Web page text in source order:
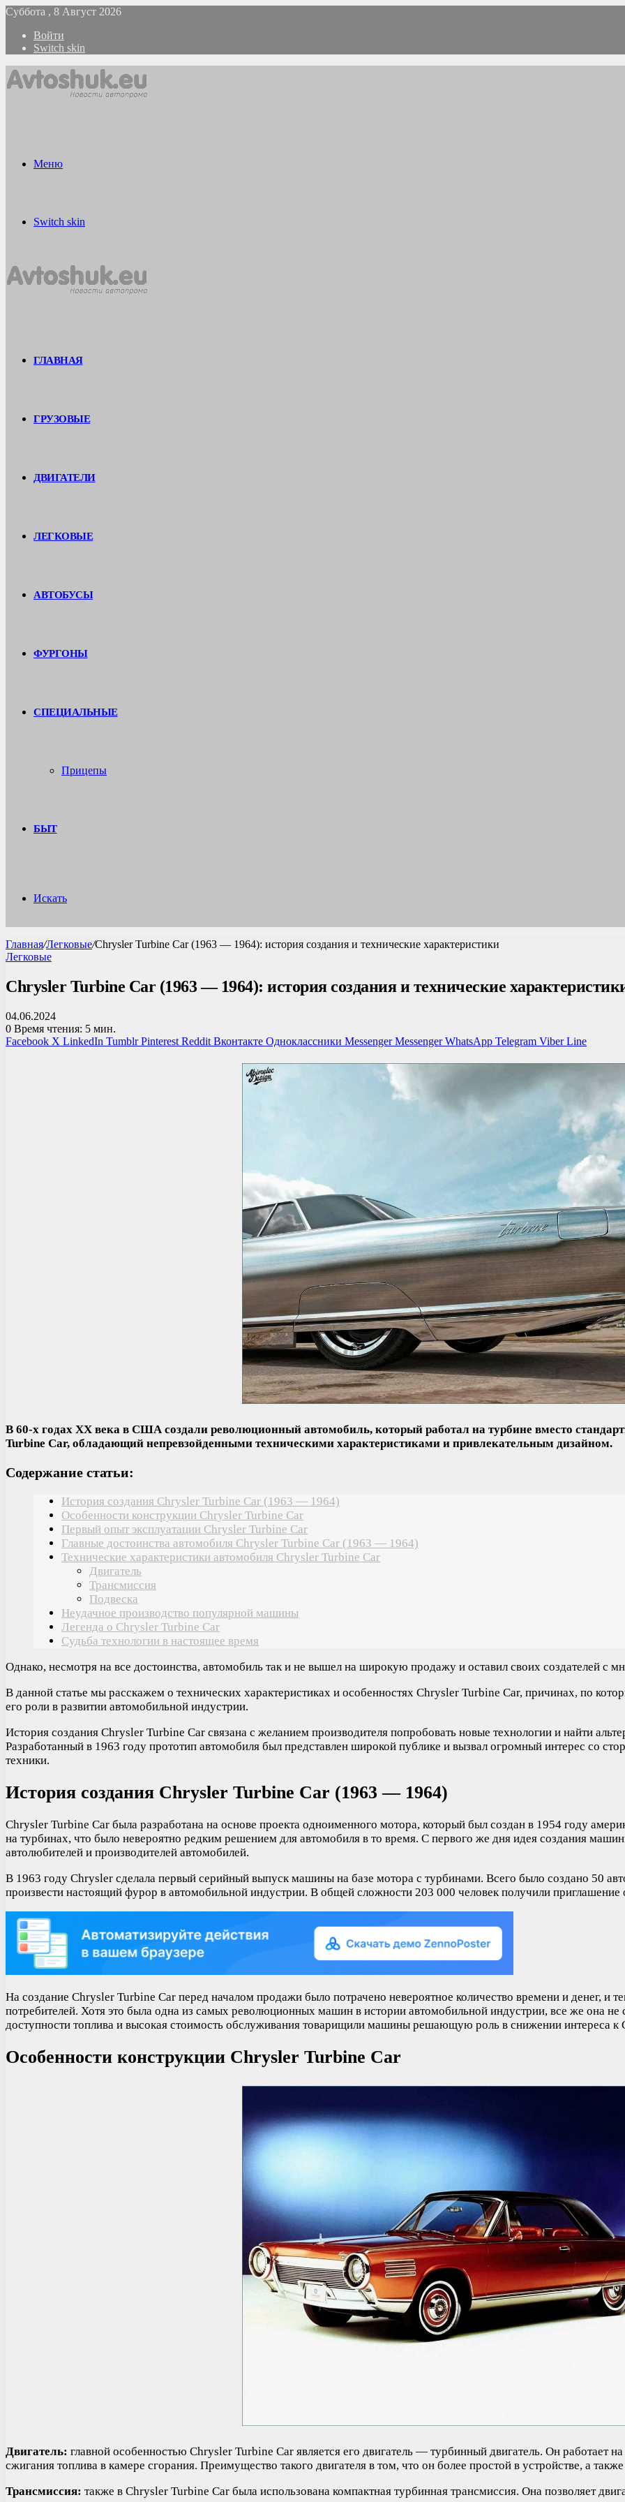
Суббота , 8 Август 2026
Войти
Switch skin
Меню
Switch skin
ГЛАВНАЯ
ГРУЗОВЫЕ
ДВИГАТЕЛИ
ЛЕГКОВЫЕ
АВТОБУСЫ
ФУРГОНЫ
СПЕЦИАЛЬНЫЕ
Прицепы
БЫТ
Искать
Главная/Легковые/Chrysler Turbine Car (1963 — 1964): история создания и технические характеристики
Легковые
Chrysler Turbine Car (1963 — 1964): история создания и технические
04.06.2024
0 Время чтения: 5 мин.
Facebook X LinkedIn Tumblr Pinterest Reddit Вконтакте Одноклассники Messenger Messenger WhatsApp Telegram Viber Line
В 60-х годах XX века в США создали революционный автомобиль, который работал на турбине вместо
Turbine Car, обладающий непревзойденными техническими характеристиками и привлекательным дизайном.
Содержание статьи:
История создания Chrysler Turbine Car (1963 — 1964)
Особенности конструкции Chrysler Turbine Car
Первый опыт эксплуатации Chrysler Turbine Car
Главные достоинства автомобиля Chrysler Turbine Car (1963 — 1964)
Технические характеристики автомобиля Chrysler Turbine Car
Двигатель
Трансмиссия
Подвеска
Неудачное производство популярной машины
Легенда о Chrysler Turbine Car
Судьба технологии в настоящее время
Однако, несмотря на все достоинства, автомобиль так и не вышел на широкую продажу и оставил своих создателей с
В данной статье мы расскажем о технических характеристиках и особенностях Chrysler Turbine Car, причинах, по
его роли в развитии автомобильной индустрии.
История создания Chrysler Turbine Car связана с желанием производителя попробовать новые технологии и найти
Разработанный в 1963 году прототип автомобиля был представлен широкой публике и вызвал огромный интерес со
техники.
История создания Chrysler Turbine Car (1963 — 1964)
Chrysler Turbine Car была разработана на основе проекта одноименного мотора, который был создан в 1954 году
на турбинах, что было невероятно редким решением для автомобиля в то время. С первого же дня идея создания
автолюбителей и производителей автомобилей.
В 1963 году Chrysler сделала первый серийный выпуск машины на базе мотора с турбинами. Всего было создано 50
произвести настоящий фурор в автомобильной индустрии. В общей сложности 203 000 человек получили
На создание Chrysler Turbine Car перед началом продажи было потрачено невероятное количество времени и денег, и
потребителей. Хотя это была одна из самых революционных машин в истории автомобильной индустрии, все же она не
доступности топлива и высокая стоимость обслуживания товарищили машины решающую роль в снижении интереса к
Особенности конструкции Chrysler Turbine Car
Двигатель: главной особенностью Chrysler Turbine Car является его двигатель — турбинный двигатель. Он работает
сжигания топлива в камере сгорания. Преимущество такого двигателя в том, что он более простой в устройстве, а
Трансмиссия: также в Chrysler Turbine Car была использована компактная турбинная трансмиссия. Она позволяет